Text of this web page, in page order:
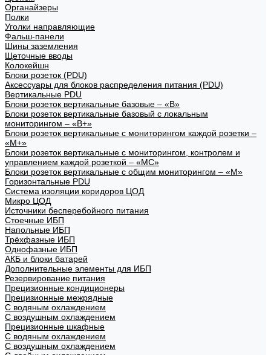
Органайзеры
Полки
Уголки направляющие
Фальш-панели
Шины заземления
Щеточные вводы
Колокейшн
Блоки розеток (PDU)
Аксессуары для блоков распределения питания (PDU)
Вертикальные PDU
Блоки розеток вертикальные базовые – «В»
Блоки розеток вертикальные базовый с локальным
мониторингом – «В+»
Блоки розеток вертикальные с мониторингом каждой розетки –
«М+»
Блоки розеток вертикальные с мониторингом, контролем и
управлением каждой розеткой – «МС»
Блоки розеток вертикальные с общим мониторингом – «М»
Горизонтальные PDU
Система изоляции коридоров ЦОД
Микро ЦОД
Источники бесперебойного питания
Стоечные ИБП
Напольные ИБП
Трёхфазные ИБП
Однофазные ИБП
АКБ и блоки батарей
Дополнительные элементы для ИБП
Резервирование питания
Прецизионные кондиционеры
Прецизионные межрядные
С водяным охлаждением
С воздушным охлаждением
Прецизионные шкафные
С водяным охлаждением
С воздушным охлаждением